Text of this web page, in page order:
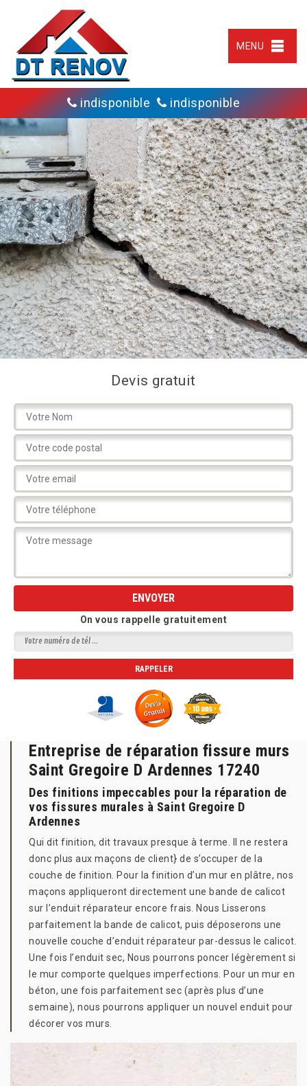
MENU
indisponible indisponible
Devis gratuit
On vous rappelle gratuitement
Entreprise de réparation fissure murs
Saint Gregoire D Ardennes 17240
Des finitions impeccables pour la réparation de
vos fissures murales à Saint Gregoire D
Ardennes
Qui dit finition, dit travaux presque à terme. Il ne restera
donc plus aux maçons de client} de s’occuper de la
couche de finition. Pour la finition d’un mur en plâtre, nos
maçons appliqueront directement une bande de calicot
sur l’enduit réparateur encore frais. Nous Lisserons
parfaitement la bande de calicot, puis déposerons une
nouvelle couche d’enduit réparateur par-dessus le calicot.
Une fois l’enduit sec, Nous pourrons poncer légèrement si
le mur comporte quelques imperfections. Pour un mur en
béton, une fois parfaitement sec (après plus d’une
semaine), nous pourrons appliquer un nouvel enduit pour
décorer vos murs.